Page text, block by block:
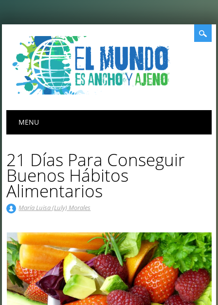
Menú principal
MENU
21 Días Para Conseguir
Buenos Hábitos
Alimentarios
María Luisa (Luly) Morales